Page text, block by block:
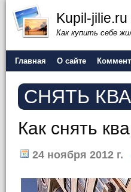
Kupil-
Как купить себе
Главная О сайте
СНЯТЬ
Как снять
24 ноября 2012 г.